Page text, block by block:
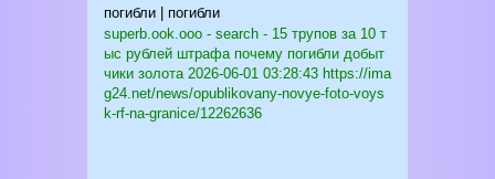
погибли | погибли
superb.ook.ooo - search - 15 трупов за 10 т
ыс рублей штрафа почему погибли добыт
чики золота2026-06-01 03:28:43 https://ima
g24.net/news/opublikovany-novye-foto-voys
k-rf-na-granice/12262636